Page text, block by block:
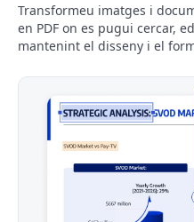
Transformeu imatges i
en PDF on es pugui cercar,
mantenint el disseny i el